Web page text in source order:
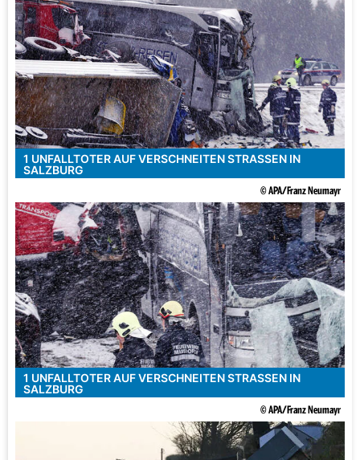
1 UNFALLTOTER AUF VERSCHNEITEN STRASSEN IN S
ALZBURG
© APA/Franz Neumayr
1 UNFALLTOTER AUF VERSCHNEITEN STRASSEN IN S
ALZBURG
© APA/Franz Neumayr